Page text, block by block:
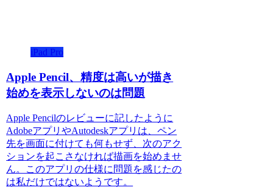
iPad Pro
Apple Pencil、精度は高いが描き
始めを表示しないのは問題
Apple Pencilのレビューに記したように
AdobeアプリやAutodeskアプリは、ペン
先を画面に付けても何もせず、次のアク
ションを起こさなければ描画を始めませ
ん。このアプリの仕様に問題を感じたの
は私だけではないようです。